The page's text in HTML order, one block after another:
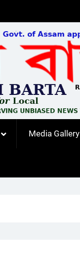
Media Gallery